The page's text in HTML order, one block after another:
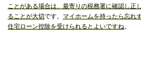
ことがある場合は、最寄りの税務署に確認し正
ることが大切です。 マイホームを持ったら忘れ
住宅ローン控除を受けられるとよいですね。